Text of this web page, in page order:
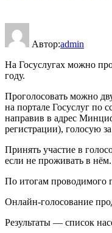
Автор:admin
На Госуслугах можно
году.
Проголосовать можно
на портале Госуслуг по
направив в адрес
регистрации), голосую
Принять участие в
если не проживать в
По итогам проводимого
Онлайн-голосование
Результаты — список